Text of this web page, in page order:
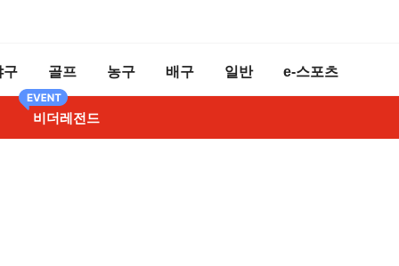
구 골프 농구 배구 일반 e-스포츠
비더레전드